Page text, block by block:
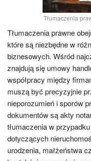
Tłumaczenia
Tłumaczenia prawne
które są niezbędne w
biznesowych. Wśród
znajdują się umowy
współpracy między
muszą być precyzyjnie
nieporozumień i sporów
dokumentów są akty
tłumaczenia w
dotyczących
urodzenia, małżeństwa